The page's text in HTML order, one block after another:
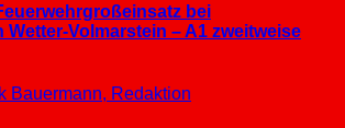
bei
Wetter-Volmarstein – A1 zweitweise
Bauermann, Redaktion